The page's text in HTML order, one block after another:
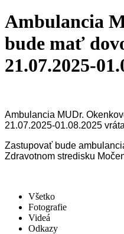
Ambulancia
bude mať
21.07.2025-
Ambulancia MUDr.
21.07.2025-01.08.2025
Zastupovať bude
Zdravotnom stredisku
Všetko
Fotografie
Videá
Odkazy